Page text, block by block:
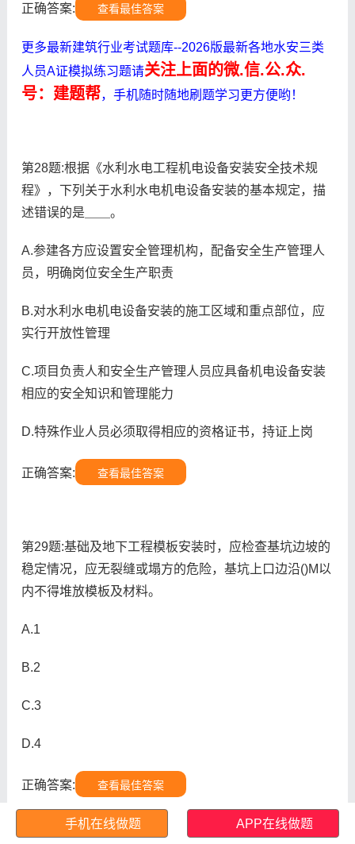
正确答案: 查看最佳答案
更多最新建筑行业考试题库--2026版最新各地水安三类
人员A证模拟练习题请关注上面的微.信.公.众.
号：建题帮，手机随时随地刷题学习更方便哟！
第28题:根据《水利水电工程机电设备安装安全技术规
程》，下列关于水利水电机电设备安装的基本规定，描
述错误的是＿＿。
A.参建各方应设置安全管理机构，配备安全生产管理人
员，明确岗位安全生产职责
B.对水利水电机电设备安装的施工区域和重点部位，应
实行开放性管理
C.项目负责人和安全生产管理人员应具备机电设备安装
相应的安全知识和管理能力
D.特殊作业人员必须取得相应的资格证书，持证上岗
正确答案: 查看最佳答案
第29题:基础及地下工程模板安装时，应检查基坑边坡的
稳定情况，应无裂缝或塌方的危险，基坑上口边沿()M以
内不得堆放模板及材料。
A.1
B.2
C.3
D.4
正确答案: 查看最佳答案
手机在线做题 APP在线做题